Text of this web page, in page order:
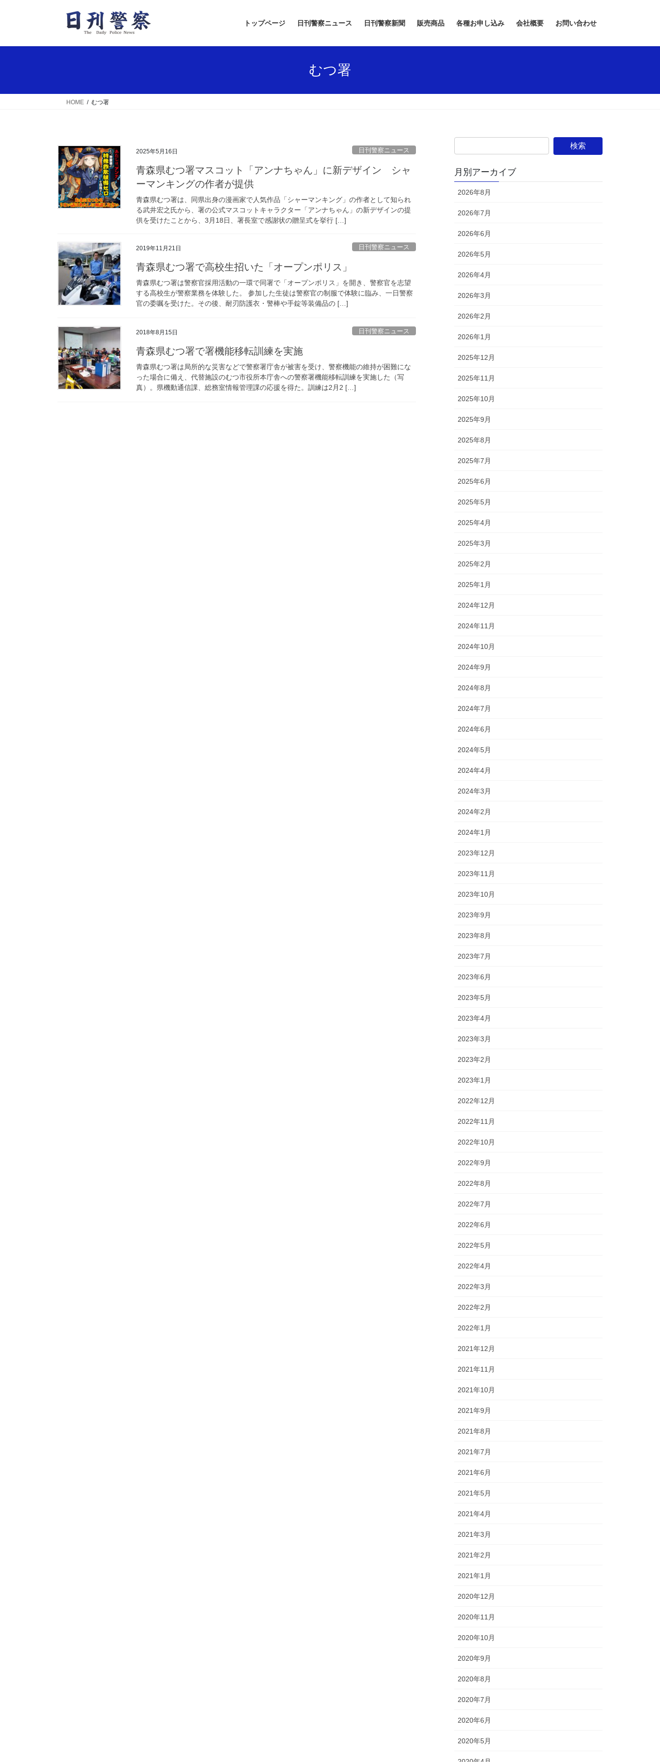
トップページ 日刊警察ニュース 日刊警察新聞 販売商品 各種お申し込み 会社概要 お問い合わせ
むつ署
HOME むつ署
2025年5月16日 日刊警察ニュース
青森県むつ署マスコット「アンナちゃん」に新デザイン シャ
ーマンキングの作者が提供
青森県むつ署は、同県出身の漫画家で人気作品「シャーマンキング」の作者として知られ
る武井宏之氏から、署の公式マスコットキャラクター「アンナちゃん」の新デザインの提
供を受けたことから、3月18日、署長室で感謝状の贈呈式を挙行 […]
2019年11月21日 日刊警察ニュース
青森県むつ署で高校生招いた「オープンポリス」
青森県むつ署は警察官採用活動の一環で同署で「オープンポリス」を開き、警察官を志望
する高校生が警察業務を体験した。 参加した生徒は警察官の制服で体験に臨み、一日警察
官の委嘱を受けた。その後、耐刃防護衣・警棒や手錠等装備品の […]
2018年8月15日 日刊警察ニュース
青森県むつ署で署機能移転訓練を実施
青森県むつ署は局所的な災害などで警察署庁舎が被害を受け、警察機能の維持が困難にな
った場合に備え、代替施設のむつ市役所本庁舎への警察署機能移転訓練を実施した（写
真）。県機動通信課、総務室情報管理課の応援を得た。訓練は2月2 […]
月別アーカイブ
2026年8月
2026年7月
2026年6月
2026年5月
2026年4月
2026年3月
2026年2月
2026年1月
2025年12月
2025年11月
2025年10月
2025年9月
2025年8月
2025年7月
2025年6月
2025年5月
2025年4月
2025年3月
2025年2月
2025年1月
2024年12月
2024年11月
2024年10月
2024年9月
2024年8月
2024年7月
2024年6月
2024年5月
2024年4月
2024年3月
2024年2月
2024年1月
2023年12月
2023年11月
2023年10月
2023年9月
2023年8月
2023年7月
2023年6月
2023年5月
2023年4月
2023年3月
2023年2月
2023年1月
2022年12月
2022年11月
2022年10月
2022年9月
2022年8月
2022年7月
2022年6月
2022年5月
2022年4月
2022年3月
2022年2月
2022年1月
2021年12月
2021年11月
2021年10月
2021年9月
2021年8月
2021年7月
2021年6月
2021年5月
2021年4月
2021年3月
2021年2月
2021年1月
2020年12月
2020年11月
2020年10月
2020年9月
2020年8月
2020年7月
2020年6月
2020年5月